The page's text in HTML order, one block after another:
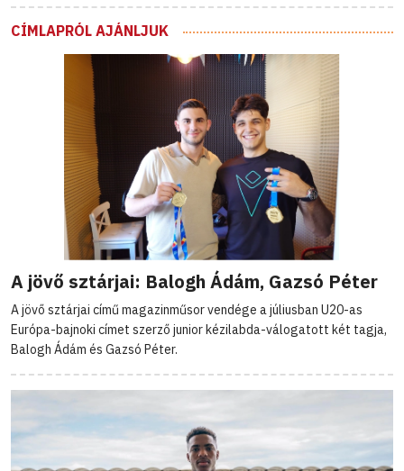
CÍMLAPRÓL AJÁNLJUK
A jövő sztárjai: Balogh Ádám, Gazsó Péter
A jövő sztárjai című magazinműsor vendége a júliusban U20-as
Európa-bajnoki címet szerző junior kézilabda-válogatott két tagja,
Balogh Ádám és Gazsó Péter.